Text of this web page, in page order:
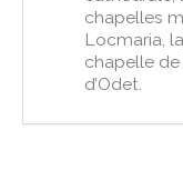
chapelles
Locmaria,
chapelle
d’Odet.